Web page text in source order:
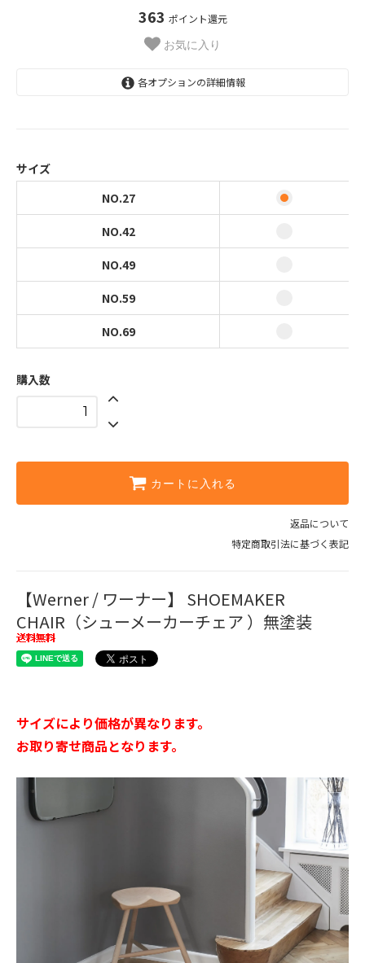
363 ポイント還元
お気に入り
各オプションの詳細情報
52,800円(税込)
59,400円(税込)
サイズ
NO.27
NO.42
NO.49
NO.59
NO.69
購入数
カートに入れる
返品について
特定商取引法に基づく表記
【Werner / ワーナー】 SHOEMAKER
CHAIR（シューメーカーチェア ）無塗装
サイズにより価格が異なります。
お取り寄せ商品となります。